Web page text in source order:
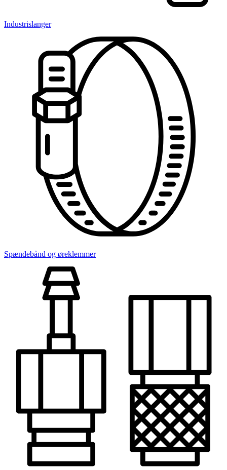
Industrislanger
Spændebånd og øreklemmer